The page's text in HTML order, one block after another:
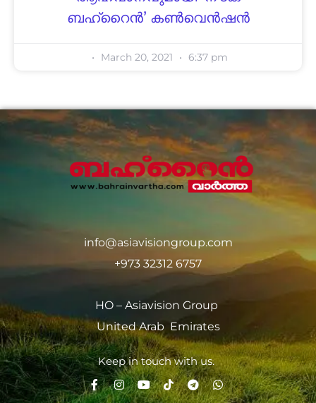
ബഹ്‌റൈൻ’ കൺവെൻഷൻ
March 20, 2021 6:37 pm
info@asiavisiongroup.com
+973 32312 6757
HO – Asiavision Group
United Arab Emirates
Keep in touch with us.